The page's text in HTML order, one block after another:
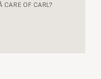
CARE OF CARL?